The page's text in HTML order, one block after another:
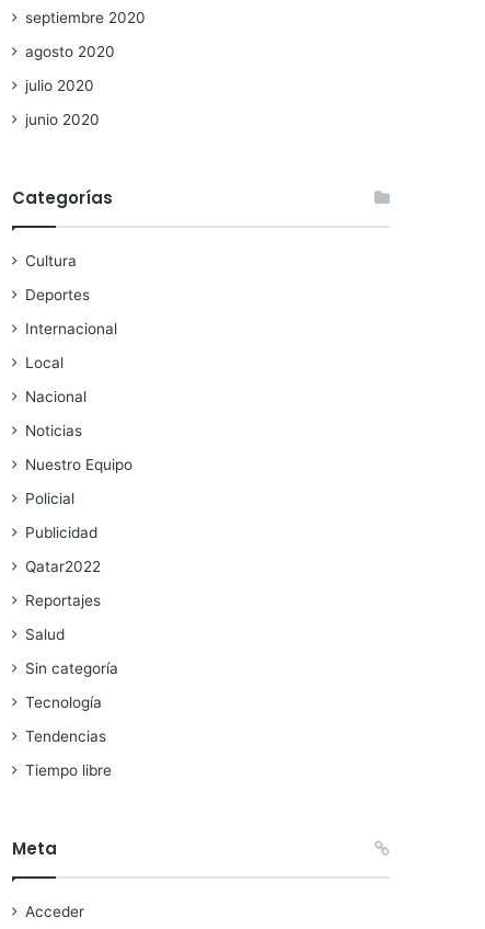
septiembre 2020
agosto 2020
julio 2020
junio 2020
Categorías
Cultura
Deportes
Internacional
Local
Nacional
Noticias
Nuestro Equipo
Policial
Publicidad
Qatar2022
Reportajes
Salud
Sin categoría
Tecnología
Tendencias
Tiempo libre
Meta
Acceder